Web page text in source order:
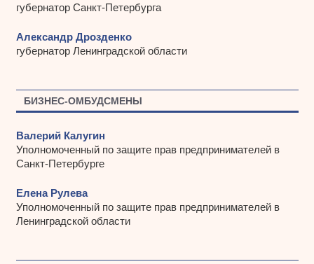
губернатор Санкт-Петербурга
Александр Дрозденко
губернатор Ленинградской области
БИЗНЕС-ОМБУДСМЕНЫ
Валерий Калугин
Уполномоченный по защите прав предпринимателей в
Санкт-Петербурге
Елена Рулева
Уполномоченный по защите прав предпринимателей в
Ленинградской области